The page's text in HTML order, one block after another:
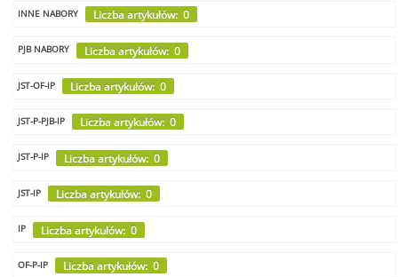
INNE NABORY Liczba artykułów: 0
PJB NABORY Liczba artykułów: 0
JST-OF-IP Liczba artykułów: 0
JST-P-PJB-IP Liczba artykułów: 0
JST-P-IP Liczba artykułów: 0
JST-IP Liczba artykułów: 0
IP Liczba artykułów: 0
OF-P-IP Liczba artykułów: 0